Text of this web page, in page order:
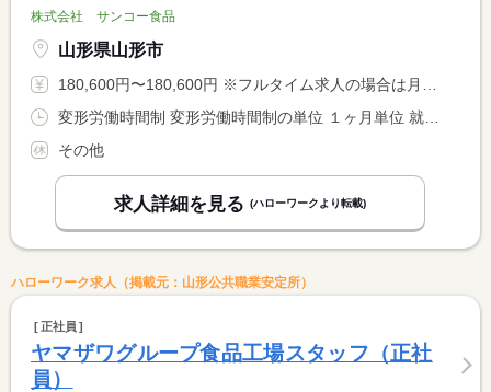
株式会社 サンコー食品
山形県山形市
180,600円〜180,600円 ※フルタイム求人の場合は月額（換算額）、パート求人の場合は時間額を表示しています。
その他
求人詳細を見る (ハローワークより転載)
ハローワーク求人（掲載元：山形公共職業安定所）
正社員
ヤマザワグループ食品工場スタッフ（正社
員）